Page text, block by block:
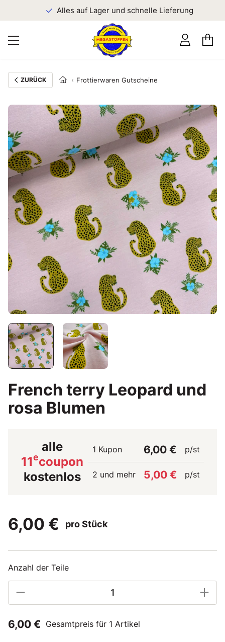
Alles auf Lager und schnelle Lieferung
ZURÜCK Frottierwaren Gutscheine
French terry Leopard und
rosa Blumen
alle
11ecoupon
kostenlos
1 Kupon 6,00 € p/st
2 und mehr 5,00 € p/st
6,00 € pro Stück
Anzahl der Teile
6,00 € Gesamtpreis für 1 Artikel